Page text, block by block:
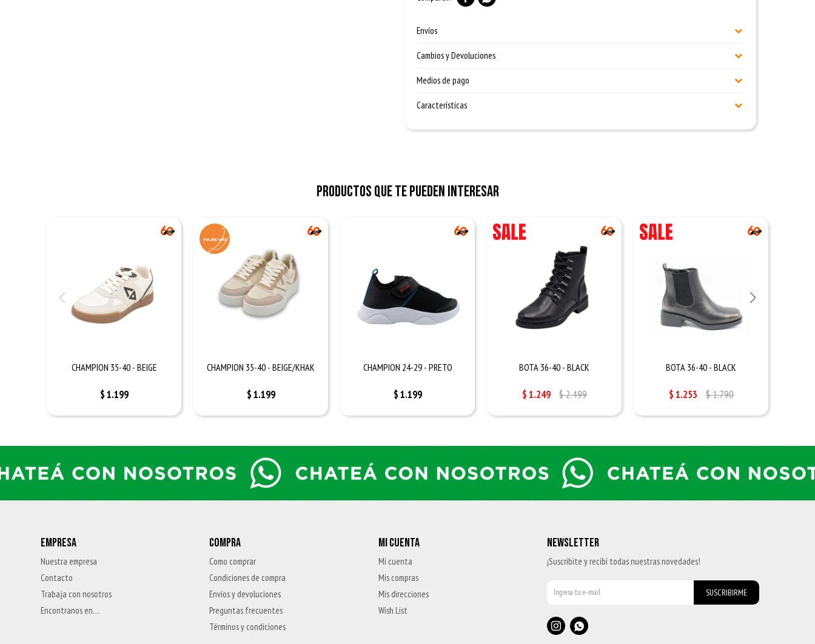
Envíos
Cambios y Devoluciones
Medios de pago
Características
Productos que te pueden interesar
CHAMPION 35-40 - BEIGE
$1.199
CHAMPION 35-40 - BEIGE/KHAK
$1.199
CHAMPION 24-29 - PRETO
$1.199
BOTA 36-40 - BLACK
$1.249 $2.499
BOTA 36-40 - BLACK
$1.253 $1.790
EMPRESA
Nuestra empresa
Contacto
Trabaja con nosotros
Encontranos en…
COMPRA
Como comprar
Condiciones de compra
Envíos y devoluciones
Preguntas frecuentes
Términos y condiciones
MI CUENTA
Mi cuenta
Mis compras
Mis direcciones
Wish List
NEWSLETTER
¡Suscribite y recibí todas nuestras novedades!
SUSCRIBIRME
 